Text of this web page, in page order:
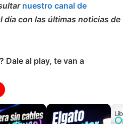
nuestro canal de
día con las últimas noticias de
Dale al play, te van a